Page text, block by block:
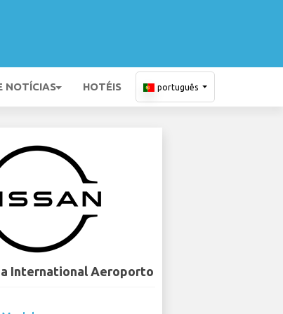
NOTÍCIAS HOTÉIS português
International Aeroporto